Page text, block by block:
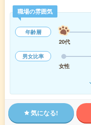
職場の雰囲気
年齢層
20代
男女比率
女性
気になる!